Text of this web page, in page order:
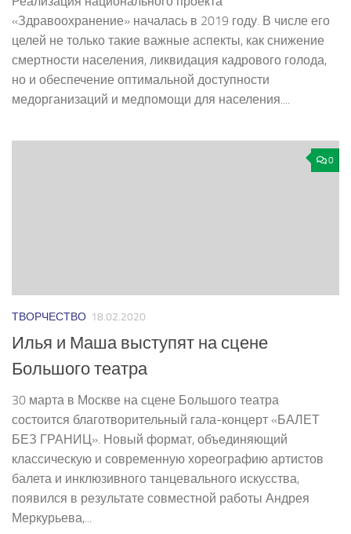
«Здравоохранение» началась в 2019 году. В числе его
целей не только такие важные аспекты, как снижение
смертности населения, ликвидация кадрового голода,
но и обеспечение оптимальной доступности
медорганизаций и медпомощи для населения....
0
ТВОРЧЕСТВО 18.02.2020
Илья и Маша выступят на сцене
Большого театра
30 марта в Москве на сцене Большого театра
состоится благотворительный гала­-концерт «БАЛЕТ
БЕЗ ГРАНИЦ». Новый формат, объединяющий
классическую и современную хореографию артистов
балета и инклюзивного танцевального искусства,
появился в результате совместной работы Андрея
Меркурьева,...